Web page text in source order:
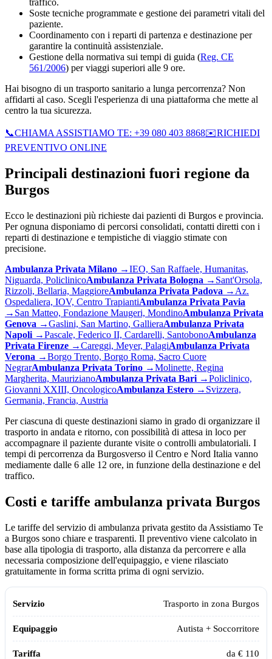
traffico.
Soste tecniche programmate e gestione dei parametri vitali del
paziente.
Coordinamento con i reparti di partenza e destinazione per
garantire la continuità assistenziale.
Gestione della normativa sui tempi di guida (Reg. CE
561/2006) per viaggi superiori alle 9 ore.
Hai bisogno di un trasporto sanitario a lunga percorrenza? Non
affidarti al caso. Scegli l'esperienza di una piattaforma che mette al
centro la tua sicurezza.
📞CHIAMA ASSISTIAMO TE: +39 080 403 8868✉️RICHIEDI
PREVENTIVO ONLINE
Principali destinazioni fuori regione da
Burgos
Ecco le destinazioni più richieste dai pazienti di Burgos e provincia.
Per ognuna disponiamo di percorsi consolidati, contatti diretti con i
reparti di destinazione e tempistiche di viaggio stimate con
precisione.
Ambulanza Privata Milano →IEO, San Raffaele, Humanitas,
Niguarda, PoliclinicoAmbulanza Privata Bologna → Sant'Orsola,
Rizzoli, Bellaria, MaggioreAmbulanza Privata Padova → Az.
Ospedaliera, IOV, Centro TrapiantiAmbulanza Privata Pavia
→ San Matteo, Fondazione Maugeri, MondinoAmbulanza Privata
Genova →Gaslini, San Martino, GallieraAmbulanza Privata
Napoli →Pascale, Federico II, Cardarelli, SantobonoAmbulanza
Privata Firenze →Careggi, Meyer, PalagiAmbulanza Privata
Verona →Borgo Trento, Borgo Roma, Sacro Cuore
NegrarAmbulanza Privata Torino →Molinette, Regina
Margherita, MaurizianoAmbulanza Privata Bari →Policlinico,
Giovanni XXIII, OncologicoAmbulanza Estero → Svizzera,
Germania, Francia, Austria
Per ciascuna di queste destinazioni siamo in grado di organizzare il
trasporto in andata e ritorno, con possibilità di attesa in loco per
accompagnare il paziente durante visite o controlli ambulatoriali. I
tempi di percorrenza da Burgosverso il Centro e Nord Italia vanno
mediamente dalle 6 alle 12 ore, in funzione della destinazione e del
traffico.
Costi e tariffe ambulanza privata Burgos
Le tariffe del servizio di ambulanza privata gestito da Assistiamo Te
a Burgos sono chiare e trasparenti. Il preventivo viene calcolato in
base alla tipologia di trasporto, alla distanza da percorrere e alla
necessaria composizione dell'equipaggio, e viene rilasciato
gratuitamente in forma scritta prima di ogni servizio.
Servizio
Trasporto in zona Burgos
Autista + Soccorritore
da € 110